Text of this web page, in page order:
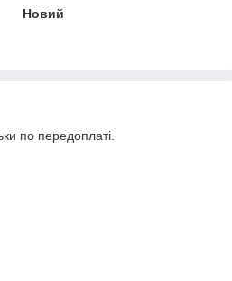
Новий
по передоплаті.